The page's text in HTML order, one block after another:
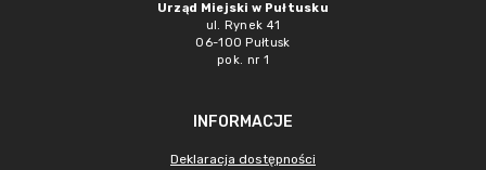
Urząd Miejski w Pułtusku
ul. Rynek 41
06-100 Pułtusk
pok. nr 1
INFORMACJE
Deklaracja dostępności